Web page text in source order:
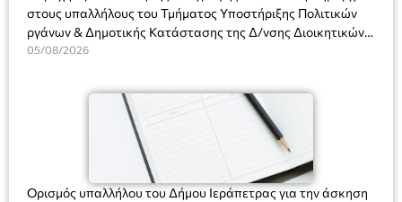
στους υπαλλήλους του Τμήματος Υποστήριξης Πολιτικών
ργάνων & Δημοτικής Κατάστασης της Δ/νσης Διοικητικών
Υπηρεσιών για αποφάσεις, πιστοποιητικά, πράξεις και
(Ν. 5314/2026).»
05/08/2026
Ορισμός υπαλλήλου του Δήμου Ιεράπετρας για την άσκηση